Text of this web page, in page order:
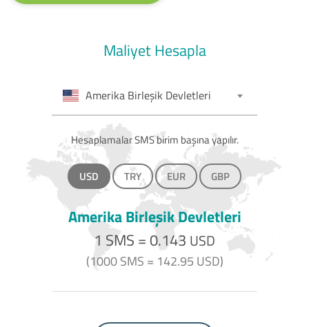
Maliyet Hesapla
Amerika Birleşik Devletleri
Hesaplamalar SMS birim başına yapılır.
USD TRY EUR GBP
Amerika Birleşik Devletleri
1 SMS = 0.143 USD
(1000 SMS = 142.95 USD)